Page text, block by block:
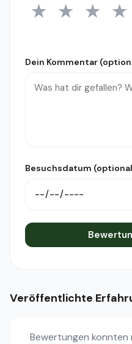
1 Stern
★ 2 Sterne
★ 3
★ 4
★
Dein Kommentar
Besuchsdatum
Veröffentlichte
Bewertungen konnten